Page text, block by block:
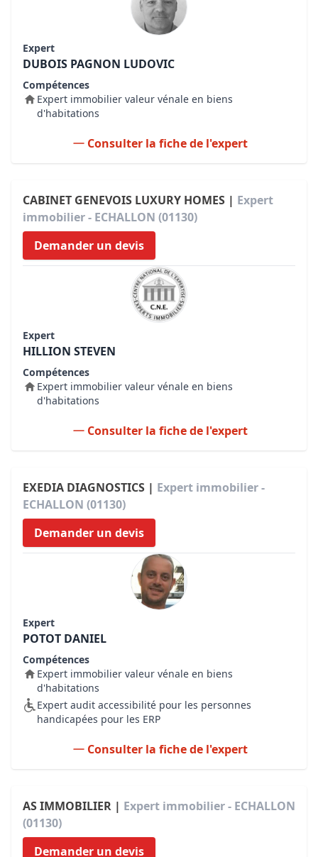
Expert
DUBOIS PAGNON LUDOVIC
Compétences
Expert immobilier valeur vénale en biens
d'habitations
Consulter la fiche de l'expert
CABINET GENEVOIS LUXURY HOMES | Expert
immobilier - ECHALLON (01130)
Demander un devis
Expert
HILLION STEVEN
Compétences
Expert immobilier valeur vénale en biens
d'habitations
Consulter la fiche de l'expert
EXEDIA DIAGNOSTICS | Expert immobilier -
ECHALLON (01130)
Demander un devis
Expert
POTOT DANIEL
Compétences
Expert immobilier valeur vénale en biens
d'habitations
Expert audit accessibilité pour les personnes
handicapées pour les ERP
Consulter la fiche de l'expert
AS IMMOBILIER | Expert immobilier - ECHALLON
(01130)
Demander un devis